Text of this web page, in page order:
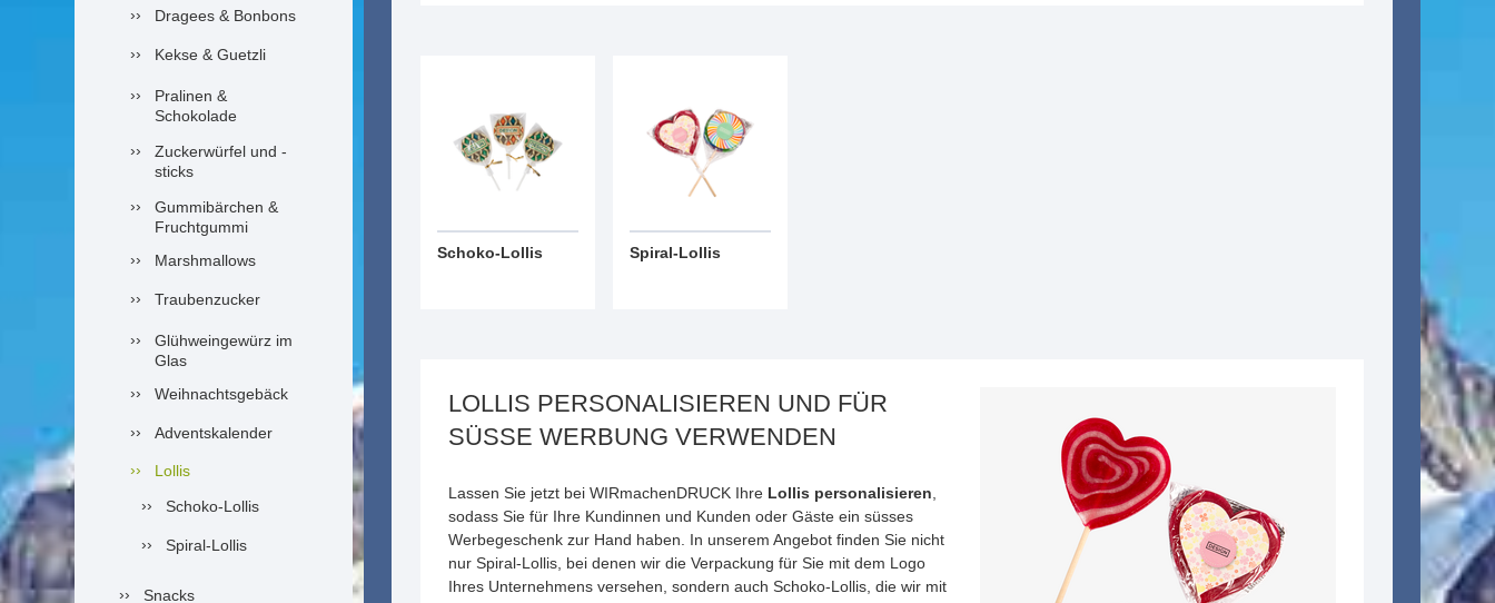
Dragees & Bonbons
Kekse & Guetzli
Pralinen &
Schokolade
Zuckerwürfel und -
sticks
Gummibärchen &
Fruchtgummi
Marshmallows
Traubenzucker
Glühweingewürz im
Glas
Weihnachtsgebäck
Adventskalender
Lollis
Schoko-Lollis
Spiral-Lollis
Snacks
Schoko-Lollis Spiral-Lollis
LOLLIS PERSONALISIEREN UND FÜR
SÜSSE WERBUNG VERWENDEN
Lassen Sie jetzt bei WIRmachenDRUCK Ihre Lollis personalisieren
sodass Sie für Ihre Kundinnen und Kunden oder Gäste ein süsses
Werbegeschenk zur Hand haben. In unserem Angebot finden Sie nicht
nur Spiral-Lollis, bei denen wir die Verpackung für Sie mit dem Logo
Ihres Unternehmens versehen, sondern auch Schoko-Lollis, die wir mit